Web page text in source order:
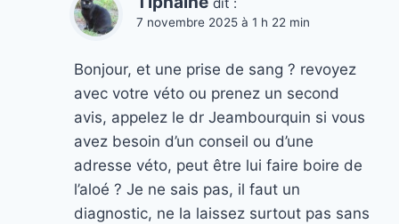
7 novembre 2025 à 1 h 22 min
Bonjour, et une prise de sang ? revoyez
avec votre véto ou prenez un second
avis, appelez le dr Jeambourquin si vous
avez besoin d’un conseil ou d’une
adresse véto, peut être lui faire boire de
l’aloé ? Je ne sais pas, il faut un
diagnostic, ne la laissez surtout pas sans